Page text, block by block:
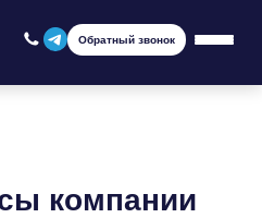
Обратный звонок
компании